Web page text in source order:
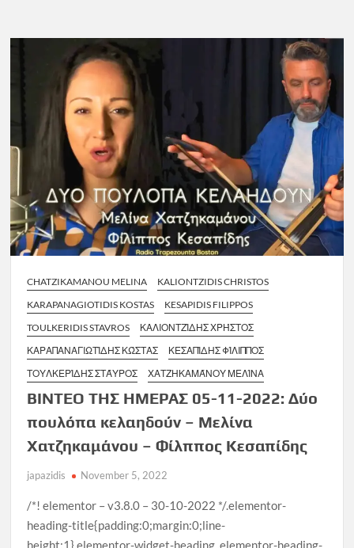
CHATZIKAMANOU MELINA
KALIONTZIDIS CHRISTOS
KARAPANAGIOTIDIS KOSTAS
KESAPIDIS FILIPPOS
TOULKERIDIS STAVROS
ΚΑΛΙΟΝΤΖΊΔΗΣ ΧΡΉΣΤΟΣ
ΚΑΡΑΠΑΝΑΓΙΩΤΊΔΗΣ ΚΏΣΤΑΣ
ΚΕΣΑΠΊΔΗΣ ΦΊΛΙΠΠΟΣ
ΤΟΥΛΚΕΡΊΔΗΣ ΣΤΆΥΡΟΣ
ΧΑΤΖΗΚΑΜΆΝΟΥ ΜΕΛΊΝΑ
ΒΙΝΤΕΟ ΤΗΣ ΗΜΕΡΑΣ 05-11-2022: Δύο
πουλόπα κελαηδούν – Μελίνα
Χατζηκαμάνου – Φίλππος Κεσαπίδης
japazidis November 5, 2022
/*! elementor – v3.8.0 – 30-10-2022 */.elementor-
heading-title{padding:0;margin:0;line-
height:1}.elementor-widget-heading .elementor-heading-